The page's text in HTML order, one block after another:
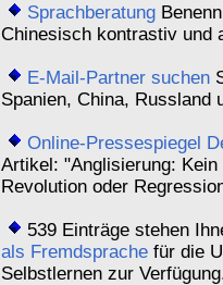
Sprachberatung
Chinesisch kontrastiv und
E-Mail-Partner suchen
Spanien, China, Russland
Online-Pressespiegel
Artikel: "Anglisierung:
Revolution oder
539 Einträge stehen
als Fremdsprache für die
Selbstlernen zur